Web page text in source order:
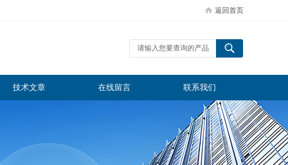
返回首页
技术文章 在线留言 联系我们